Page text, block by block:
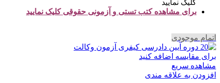
کلیک نمایید
برای مشاهده کتب تستی و آزمونی حقوقی کلیک نمایید
اتمام موجودی
برای مقایسه اضافه کنید
مشاهده سریع
افزودن به علاقه مندی